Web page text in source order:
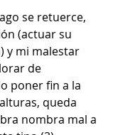
se retuerce,
(actuar su
y mi malestar
de
poner fin a la
queda
nombra mal a